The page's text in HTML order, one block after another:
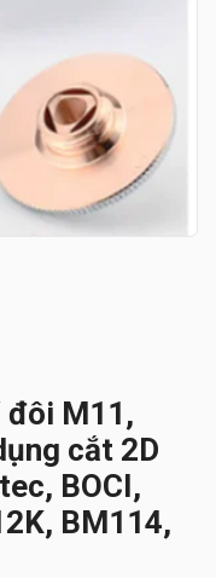
đôi M11,
cắt 2D
BOCI,
BM114,